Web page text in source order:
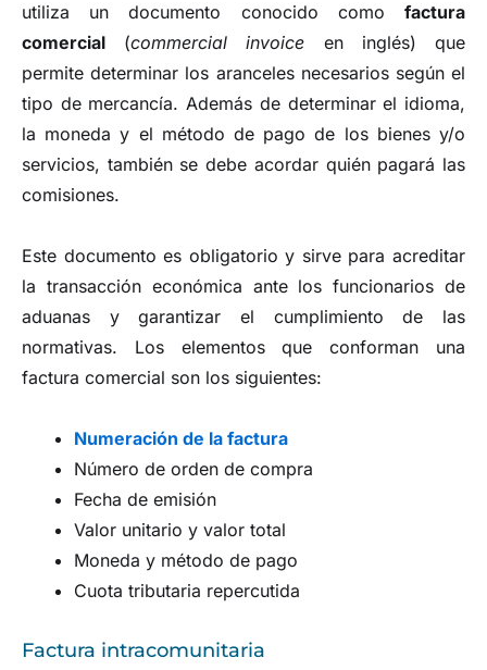
utiliza un documento conocido como factura
comercial (commercial invoice en inglés) que
permite determinar los aranceles necesarios según el
tipo de mercancía. Además de determinar el idioma,
la moneda y el método de pago de los bienes y/o
servicios, también se debe acordar quién pagará las
comisiones.
Este documento es obligatorio y sirve para acreditar
la transacción económica ante los funcionarios de
aduanas y garantizar el cumplimiento de las
normativas. Los elementos que conforman una
factura comercial son los siguientes:
Numeración de la factura
Número de orden de compra
Fecha de emisión
Valor unitario y valor total
Moneda y método de pago
Cuota tributaria repercutida
Factura intracomunitaria